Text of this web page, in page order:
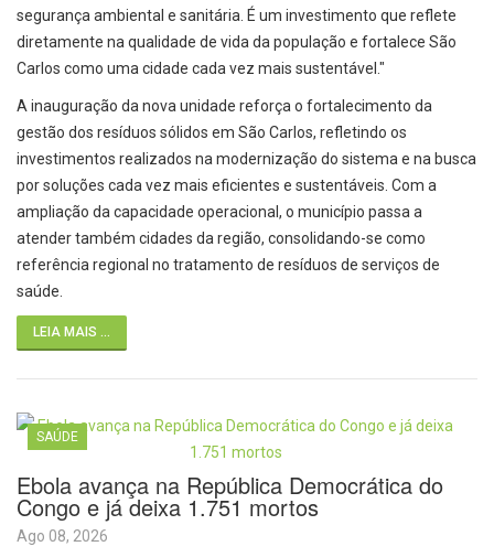
segurança ambiental e sanitária. É um investimento que reflete
diretamente na qualidade de vida da população e fortalece São
Carlos como uma cidade cada vez mais sustentável."
A inauguração da nova unidade reforça o fortalecimento da
gestão dos resíduos sólidos em São Carlos, refletindo os
investimentos realizados na modernização do sistema e na busca
por soluções cada vez mais eficientes e sustentáveis. Com a
ampliação da capacidade operacional, o município passa a
atender também cidades da região, consolidando-se como
referência regional no tratamento de resíduos de serviços de
saúde.
LEIA MAIS ...
SAÚDE
Ebola avança na República Democrática do
Congo e já deixa 1.751 mortos
Ago 08, 2026